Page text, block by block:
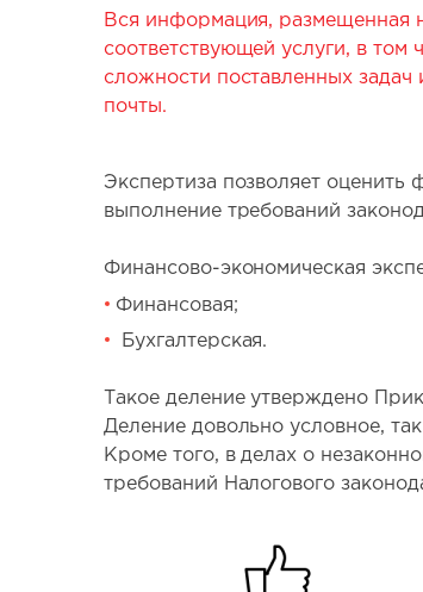
Вся информация, размещенная
соответствующей услуги, в том
сложности поставленных задач
почты.
Экспертиза позволяет оценить
выполнение требований
Финансово-экономическая
Финансовая;
Бухгалтерская.
Такое деление утверждено
Деление довольно условное,
Кроме того, в делах о
требований Налогового